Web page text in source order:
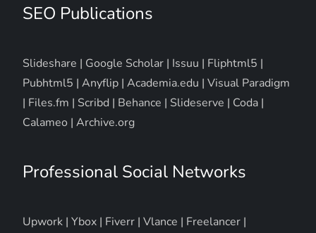
SEO Publications
Slideshare | Google Scholar | Issuu | Fliphtml5 |
Pubhtml5 |Anyflip |Academia.edu |Visual Paradigm
| Files.fm | Scribd | Behance | Slideserve | Coda |
Calameo |Archive.org
Professional Social Networks
Upwork |Ybox | Fiverr |Vlance | Freelancer |